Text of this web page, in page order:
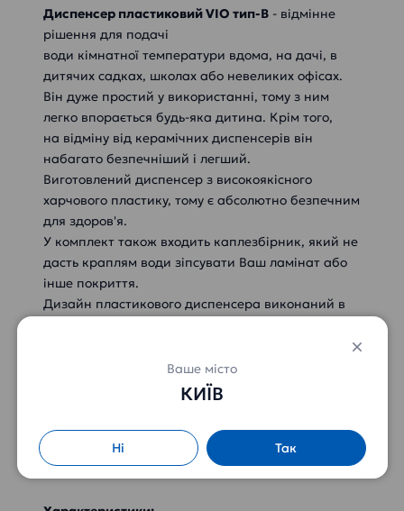
Диспенсер пластиковий VIO тип-В - відмінне
рішення для подачі
води кімнатної температури вдома, на дачі, в
дитячих садках, школах або невеликих офісах.
Він дуже простий у використанні, тому з ним
легко впорається будь-яка дитина. Крім того,
на відміну від керамічних диспенсерів він
набагато безпечніший і легший.
Виготовлений диспенсер з високоякісного
харчового пластику, тому є абсолютно безпечним
для здоров'я.
У комплект також входить каплезбірник, який не
дасть краплям води зіпсувати Ваш ламінат або
інше покриття.
Дизайн пластикового диспенсера виконаний в
Для комфортної експлуатації диспенсера
пропонуємо використовувати спеціальні
які допоможуть вирішити питання раціонального
розміщення.
Ваше місто
КИЇВ
Ні Так